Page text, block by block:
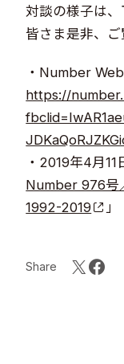
対談の様子は、
皆さま是非、ご
・Number Web
https://
・2019年4月
Number 976号
1992-2019
」
Share